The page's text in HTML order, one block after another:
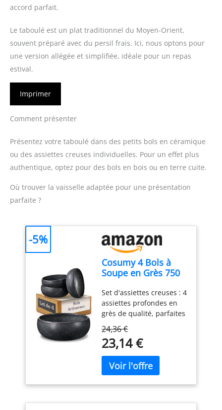
accord parfait.
Le taboulé est un plat traditionnel du Moyen-Orient,
souvent préparé avec du persil frais. Ici, nous optons pour
une version allégée et simplifiée, idéale pour un repas
estival.
Imprimer
Comment présenter
Présentez votre taboulé dans des petits bols en céramique
ou des assiettes creuses individuelles. Pour un effet plus
authentique, optez pour des bols en bois ou en terre cuite.
Où trouver la vaisselle adaptée pour une présentation
parfaite ?
Cosumy 4 Bols à
Soupe en Grès 750
– Petit Déjeuner
Set d'assiettes creuses : 4
assiettes profondes en
grès de qualité, parfaites
spaghettis ou soupes.
Diamètre : 16 cm |
Hauteur : 6,5 cm. Idéales
pour les plaisirs du
quotidien. Robustes &
pratiques : Fabriquées en
24,36 €
23,14 €
-5%